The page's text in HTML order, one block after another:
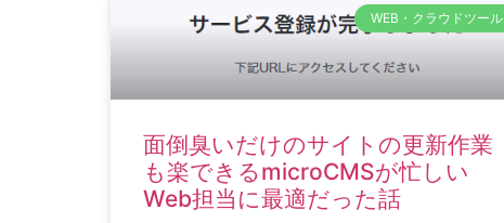
WEB・クラウドツール
面倒臭いだけのサイトの更新作業
も楽できるmicroCMSが忙しい
Web担当に最適だった話